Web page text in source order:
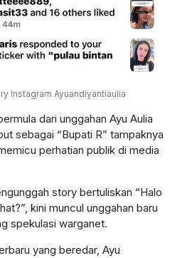
Instagram Ayuandiyantiaulia
dari unggahan Ayu Aulia
sebagai “Bupati R” tampaknya
perhatian publik di media
story bertuliskan “Halo
kini muncul unggahan baru
spekulasi warganet.
yang beredar, Ayu